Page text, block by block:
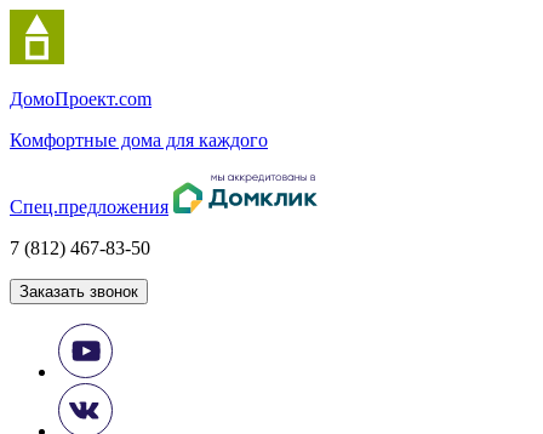
ДомоПроект.com
Комфортные дома для каждого
Спец.предложения
7 (812) 467-83-50
Заказать звонок